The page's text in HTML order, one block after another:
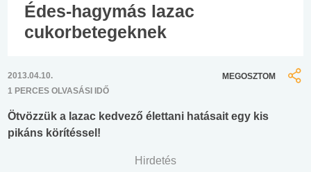
Édes-hagymás lazac
cukorbetegeknek
2013.04.10.
1 PERCES OLVASÁSI IDŐ
MEGOSZTOM
Ötvözzük a lazac kedvező élettani hatásait egy kis
pikáns körítéssel!
Hirdetés